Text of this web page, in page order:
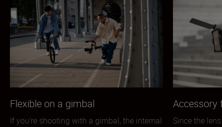
Flexible on a gimbal
If you’re shooting with a gimbal, the internal
Accessory
Since the